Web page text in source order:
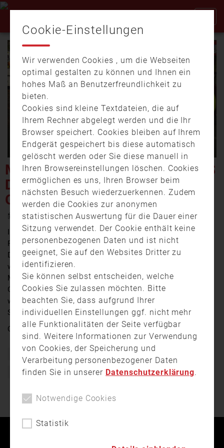
Video
MÜNCHEN: VERKEHRSCHAOS
DURCH FEUERWEHR-
GROSSEINSATZ
23. November 2020 21:48
In einem Geschäftshaus an der Sonnenstraße ist ein
Feuer ausgebrochen. Zwei Personen mussten mit der
Drehleiter aus dem Gebäude in Sicherheit gebracht
werden. Betroffen waren aber weitaus mehr
Münchnerinnen und Münchner. Denn wegen dem
Großeinsatz mussten mehrere Straßen gesperrt
werden, was zu einem Verkehrschaos rund um den
Stachus geführt hat.
Quelle: muenchen.tv
Einsatz Feuerwehr
Freiwillige Feuerwehr
Cookie-Einstellungen
Wir verwenden Cookies , um die Webseiten
optimal gestalten zu können und Ihnen ein
hohes Maß an Benutzerfreundlichkeit zu
bieten.
Cookies sind kleine Textdateien, die auf
Ihrem Rechner abgelegt werden und die Ihr
Browser speichert. Cookies bleiben auf Ihrem
Endgerät gespeichert bis diese automatisch
gelöscht werden oder Sie diese manuell in
Ihren Browsereinstellungen löschen. Cookies
ermöglichen es uns, Ihren Browser beim
nächsten Besuch wiederzuerkennen. Zudem
werden die Cookies zur anonymen
statistischen Auswertung für die Dauer einer
Sitzung verwendet. Der Cookie enthält keine
personenbezogenen Daten und ist nicht
geeignet, Sie auf den Websites Dritter zu
identifizieren.
Sie können selbst entscheiden, welche
Cookies Sie zulassen möchten. Bitte
beachten Sie, dass aufgrund Ihrer
individuellen Einstellungen ggf. nicht mehr
alle Funktionalitäten der Seite verfügbar
sind. Weitere Informationen zur Verwendung
von Cookies, der Speicherung und
Verarbeitung personenbezogener Daten
finden Sie in unserer Datenschutzerklärung.
Notwendige Cookies
Statistik